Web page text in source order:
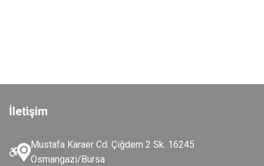
İletişim
Mustafa Karaer Cd. Çiğdem 2 Sk. 16245
Osmangazi/Bursa